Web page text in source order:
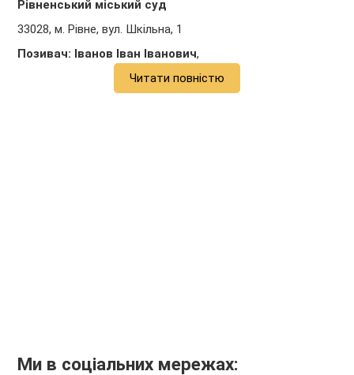
Рівненський міський суд
33028, м. Рівне, вул. Шкільна, 1
Позивач: Іванов Іван Іванович,
Читати повністю
Ми в соціальних мережах: